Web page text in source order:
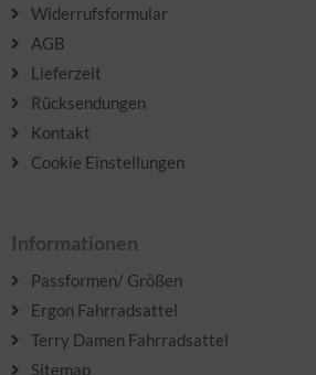
Widerrufsformular
AGB
Lieferzeit
Rücksendungen
Kontakt
Cookie Einstellungen
Informationen
Passformen/ Größen
Ergon Fahrradsattel
Terry Damen Fahrradsattel
Sitemap